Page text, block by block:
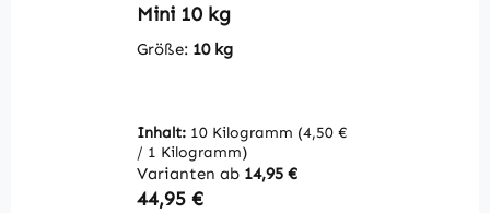
Mini 10 kg
Größe: 10 kg
Inhalt: 10 Kilogramm (4,50 €
/ 1 Kilogramm)
Varianten ab 14,95 €
Regulärer Preis:
44,95 €